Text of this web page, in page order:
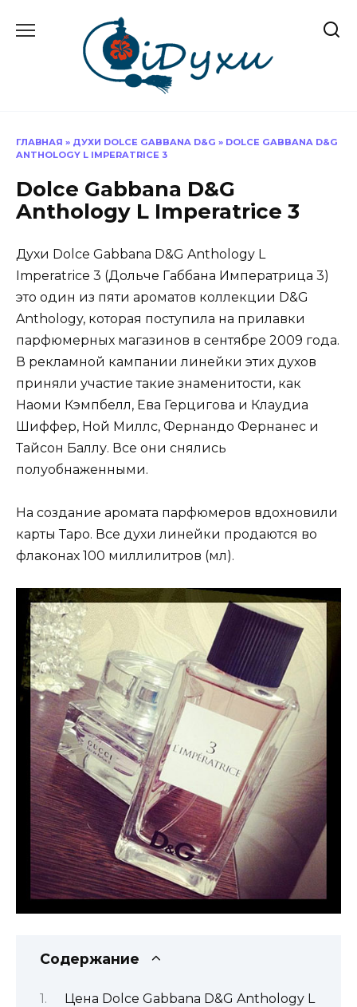
содержанию
ГЛАВНАЯ » ДУХИ DOLCE GABBANA D&G » DOLCE GABBANA D&G
ANTHOLOGY L IMPERATRICE 3
Dolce Gabbana D&G
Anthology L Imperatrice 3
Духи Dolce Gabbana D&G Anthology L
Imperatrice 3 (Дольче Габбана Императрица 3)
это один из пяти ароматов коллекции D&G
Anthology, которая поступила на прилавки
парфюмерных магазинов в сентябре 2009 года.
В рекламной кампании линейки этих духов
приняли участие такие знаменитости, как
Наоми Кэмпбелл, Ева Герцигова и Клаудиа
Шиффер, Ной Миллс, Фернандо Фернанес и
Тайсон Баллу. Все они снялись
полуобнаженными.
На создание аромата парфюмеров вдохновили
карты Таро. Все духи линейки продаются во
флаконах 100 миллилитров (мл).
Содержание
Цена Dolce Gabbana D&G Anthology L